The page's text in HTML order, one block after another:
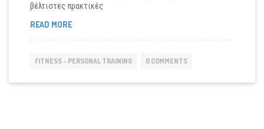
βέλτιστες πρακτικές
READ MOREΜΥΣΤΙΚΆ
FITNESS - PERSONAL TRAINING 0 COMMENTS